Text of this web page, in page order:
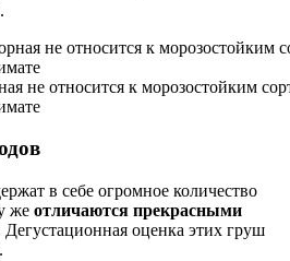
не относится к морозостойким
в себе огромное количество
же отличаются прекрасными
Дегустационная оценка этих груш